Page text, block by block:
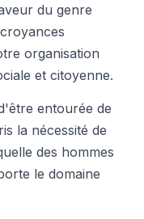
du genre
organisation
et citoyenne.
entourée de
la nécessité de
des hommes
le domaine